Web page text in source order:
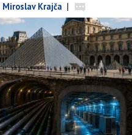
Miroslav Krajča |